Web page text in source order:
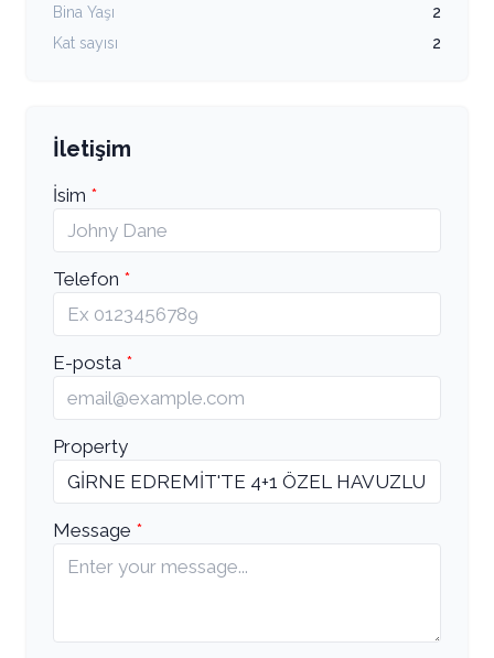
Bina Yaşı
2
Kat sayısı
2
İletişim
İsim
Telefon
E-posta
Property
Message